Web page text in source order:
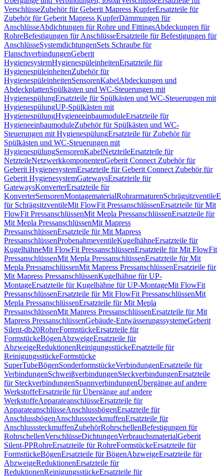
VerschlüsseZubehör für Geberit Mapress KupferErsatzteile für
Zubehör für Geberit Mapress KupferDämmungen für
AnschlüsseAbdichtungen für Rohre und FittingsAbdeckungen für
RohreBefestigungen für AnschlüsseErsatzteile für Befestigungen für
AnschlüsseSystemdichtungenSets Schraube für
FlanschverbindungenGeberit
HygienesystemHygienespüleinheitenErsatzteile für
HygienespüleinheitenZubehör für
HygienespüleinheitenSensorenKabelAbdeckungen und
AbdeckplattenSpülkästen und WC-Steuerungen mit
HygienespülungErsatzteile für Spülkästen und WC-Steuerungen mit
HygienespülungUP-Spülkästen mit
HygienespülungHygieneeinbaumoduleErsatzteile für
HygieneeinbaumoduleZubehör für Spülkästen und WC-
Steuerungen mit HygienespülungErsatzteile für Zubehör für
Spülkästen und WC-Steuerungen mit
HygienespülungSensorenKabelNetzteileErsatzteile für
NetzteileNetzwerkkomponentenGeberit Connect Zubehör für
Geberit HygienesystemErsatzteile für Geberit Connect Zubehör für
Geberit HygienesystemGatewaysErsatzteile für
GatewaysKonverterErsatzteile für
KonverterSensorenMontagematerialRohrarmaturenSchrägsitzventile
für SchrägsitzventileMit FlowFit PressanschlüssenErsatzteile für Mit
FlowFit PressanschlüssenMit Mepla PressanschlüssenErsatzteile für
Mit Mepla PressanschlüssenMit Mapress
PressanschlüssenErsatzteile für Mit Mapress
PressanschlüssenProbenahmeventileKugelhähneErsatzteile für
KugelhähneMit FlowFit PressanschlüssenErsatzteile für Mit FlowFit
PressanschlüssenMit Mepla PressanschlüssenErsatzteile für Mit
Mepla PressanschlüssenMit Mapress PressanschlüssenErsatzteile für
Mit Mapress PressanschlüssenKugelhähne für UP-
MontageErsatzteile für Kugelhähne für UP-MontageMit FlowFit
PressanschlüssenErsatzteile für Mit FlowFit PressanschlüssenMit
Mepla PressanschlüssenErsatzteile für Mit Mepla
PressanschlüssenMit Mapress PressanschlüssenErsatzteile für Mit
Mapress PressanschlüssenGebäude-EntwässerungssystemeGeberit
Silent-db20RohreFormstückeErsatzteile für
FormstückeBögenAbzweigeErsatzteile für
AbzweigeReduktionenReinigungsstückeErsatzteile für
ReinigungsstückeFormstücke
SuperTubeBögenSonderformstückeVerbindungenErsatzteile für
VerbindungenSchweißverbindungenSteckverbindungenErsatzteile
für SteckverbindungenSpannverbindungenÜbergänge auf andere
WerkstoffeErsatzteile für Übergänge auf andere
WerkstoffeApparateanschlüsseErsatzteile für
ApparateanschlüsseAnschlussbögenErsatzteile für
AnschlussbögenAnschlusssteckmuffenErsatzteile für
AnschlusssteckmuffenZubehörRohrschellenBefestigungen für
RohrschellenVerschlüsseDichtungenVerbrauchsmaterialGeberit
Silent-PPRohreErsatzteile für RohreFormstückeErsatzteile für
FormstückeBögenErsatzteile für BögenAbzweigeErsatzteile für
AbzweigeReduktionenErsatzteile für
ReduktionenReinigungsstückeErsatzteile für